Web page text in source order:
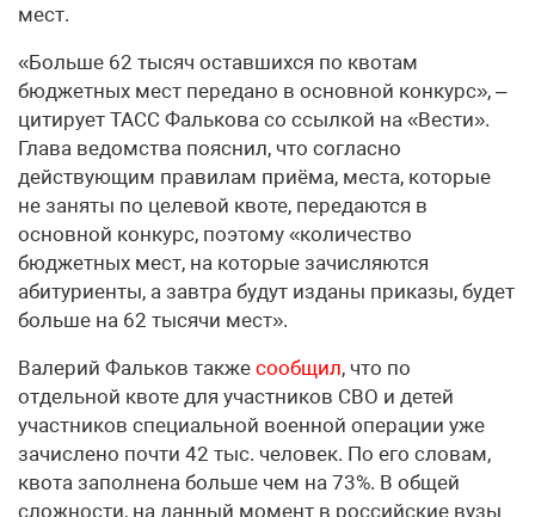
мест.
«Больше 62 тысяч оставшихся по квотам
бюджетных мест передано в основной конкурс», –
цитирует ТАСС Фалькова со ссылкой на «Вести».
Глава ведомства пояснил, что согласно
действующим правилам приёма, места, которые
не заняты по целевой квоте, передаются в
основной конкурс, поэтому «количество
бюджетных мест, на которые зачисляются
абитуриенты, а завтра будут изданы приказы, будет
больше на 62 тысячи мест».
Валерий Фальков также сообщил, что по
отдельной квоте для участников СВО и детей
участников специальной военной операции уже
зачислено почти 42 тыс. человек. По его словам,
квота заполнена больше чем на 73%. В общей
сложности, на данный момент в российские вузы